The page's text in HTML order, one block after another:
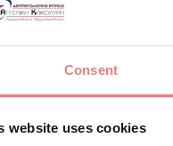
Consent
website uses cookies
από τα ανδρογόνα
κυττάρων του